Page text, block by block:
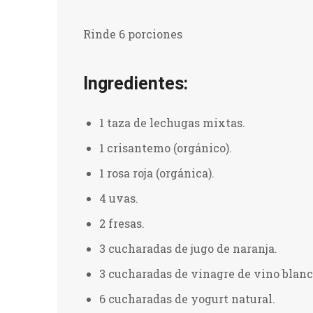
Rinde 6 porciones
Ingredientes:
1 taza de lechugas mixtas.
1 crisantemo (orgánico).
1 rosa roja (orgánica).
4 uvas.
2 fresas.
3 cucharadas de jugo de naranja.
3 cucharadas de vinagre de vino
6 cucharadas de yogurt natural.